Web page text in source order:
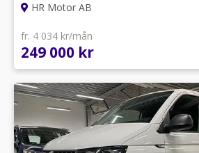
HR Motor AB
fr. 4 034 kr/mån
249 000 kr